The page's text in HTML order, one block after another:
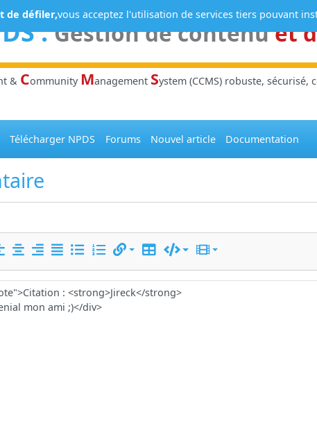
:Gestion de contenuet
& Community Management System (CCMS) robuste,
Télécharger NPDS Forums Nouvel article Documentation
de défiler,vous acceptez l'utilisation de services tiers pouvant